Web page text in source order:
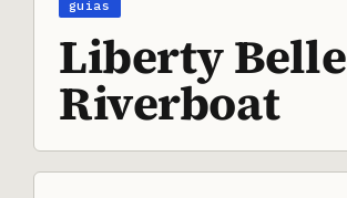
Liberty Belle
Riverboat